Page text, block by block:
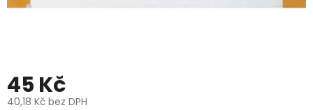
45 Kč
40,18 Kč bez DPH